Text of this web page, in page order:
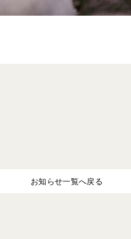
お知らせ一覧へ戻る